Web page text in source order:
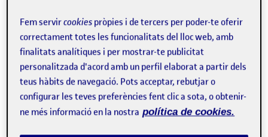
Marti Muñoz Blanes
Publicat per
Publicat per
Marti Muñoz Blanes
Visibilitat:
Públic -Data de publicació
12 Gen. 2022 - 3 comentarisa Compartir el disseny – Comerç
Compartir el disseny …
Fem servircookies pròpies i de tercers per poder-te oferir
correctament totes les funcionalitats del lloc web, amb
finalitats analítiques i per mostrar-te publicitat
personalitzada d'acord amb un perfil elaborat a partir dels
teus hàbits de navegació. Pots acceptar, rebutjar o
configurar les teves preferències fent clic a sota, o obtenir-
ne més informació en la nostra política de cookies.